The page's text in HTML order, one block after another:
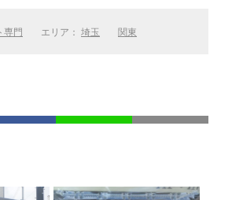
専門 エリア： 埼玉 関東